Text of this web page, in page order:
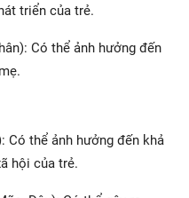
triển của trẻ.
Có thể ảnh hưởng đến
Có thể ảnh hưởng đến khả
hội của trẻ.